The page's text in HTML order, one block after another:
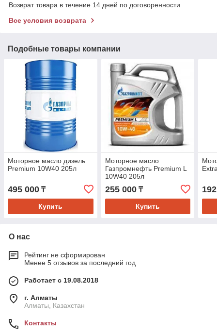
Возврат товара в течение 14 дней по договоренности
Все условия возврата
Подобные товары компании
Моторное масло дизель
Premium 10W40 205л
495 000 ₸
Купить
Моторное масло
Газпромнефть Premium L
10W40 205л
255 000₸
Купить
О нас
Рейтинг не сформирован
Менее 5 отзывов за последний год
Работает с 19.08.2018
г. Алматы
Алматы, Казахстан
Контакты